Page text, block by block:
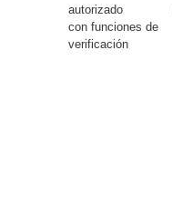
autorizado
con funciones de
verificación